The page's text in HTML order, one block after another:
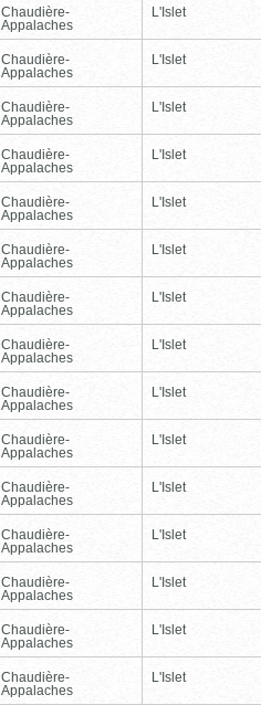
Chaudière-
Appalaches
L'Islet
Chaudière-
Appalaches
L'Islet
Chaudière-
Appalaches
L'Islet
Chaudière-
Appalaches
L'Islet
Chaudière-
Appalaches
L'Islet
Chaudière-
Appalaches
L'Islet
Chaudière-
Appalaches
L'Islet
Chaudière-
Appalaches
L'Islet
Chaudière-
Appalaches
L'Islet
Chaudière-
Appalaches
L'Islet
Chaudière-
Appalaches
L'Islet
Chaudière-
Appalaches
L'Islet
Chaudière-
Appalaches
L'Islet
Chaudière-
Appalaches
L'Islet
Chaudière-
Appalaches
L'Islet